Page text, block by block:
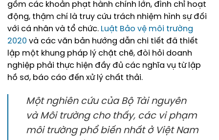
gồm các khoản phạt hành chính lớn, đình chỉ hoạt
động, thậm chí là truy cứu trách nhiệm hình sự đối
với cá nhân và tổ chức. Luật Bảo vệ môi trường
2020 và các văn bản hướng dẫn chi tiết đã thiết
lập một khung pháp lý chặt chẽ, đòi hỏi doanh
nghiệp phải thực hiện đầy đủ các nghĩa vụ từ lập
hồ sơ, báo cáo đến xử lý chất thải.
Một nghiên cứu của Bộ Tài nguyên
và Môi trường cho thấy, các vi phạm
môi trường phổ biến nhất ở Việt Nam